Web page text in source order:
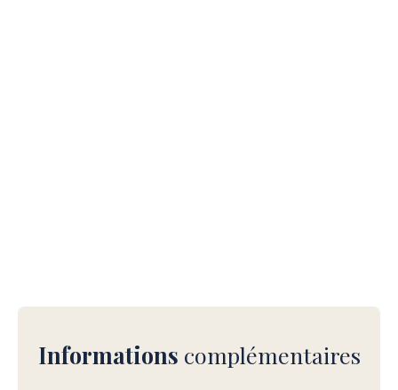
Informations complémentaires